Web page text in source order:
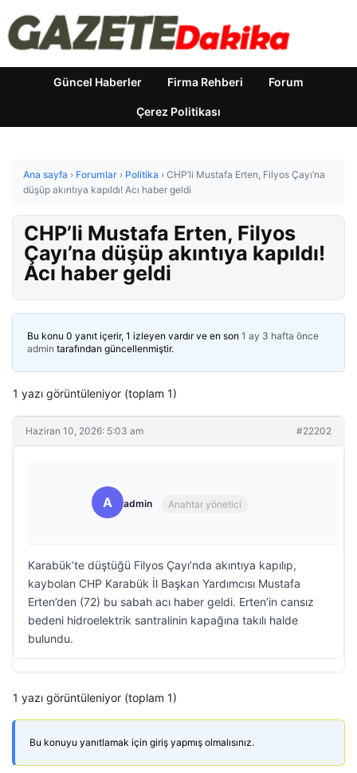
Güncel Haberler Firma Rehberi Forum
Çerez Politikası
Ana sayfa › Forumlar › Politika › CHP’li Mustafa Erten, Filyos Çayı’na
düşüp akıntıya kapıldı! Acı haber geldi
CHP’li Mustafa Erten, Filyos
Çayı’na düşüp akıntıya kapıldı!
Acı haber geldi
Bu konu 0 yanıt içerir, 1 izleyen vardır ve en son 1 ay 3 hafta önce
admin tarafından güncellenmiştir.
1 yazı görüntüleniyor (toplam 1)
Haziran 10, 2026: 5:03 am #22202
A admin Anahtar yönetici
Karabük’te düştüğü Filyos Çayı’nda akıntıya kapılıp,
kaybolan CHP Karabük İl Başkan Yardımcısı Mustafa
Erten’den (72) bu sabah acı haber geldi. Erten’in cansız
bedeni hidroelektrik santralinin kapağına takılı halde
bulundu.
1 yazı görüntüleniyor (toplam 1)
Bu konuyu yanıtlamak için giriş yapmış olmalısınız.